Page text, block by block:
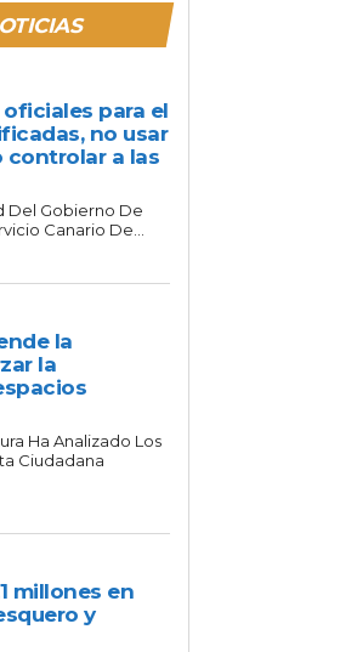
para el
no usar
controlar a las
Del Gobierno De
Canario De...
la
la
Ha Analizado Los
Ciudadana
millones en
y